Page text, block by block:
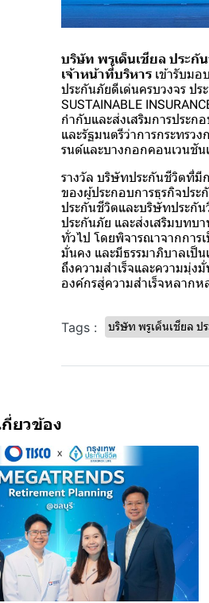
บริษัท พรูเด็นเชียล ประกั
เจ้าหน้าที่บริหาร เข้ารับมอ
ประกันภัยดีเด่นครบวงจร ปร
SUSTAINABLE
กำกับและส่งเสริมการประ
และรัฐมนตรีว่าการกระทรว
รนด์และบางกอกคอนเวนชัน
รางวัล บริษัทประกันชีวิตที่มี
ของผู้ประกอบการธุรกิจปร
ประกันชีวิตและบริษัทประกั
ประกันภัย และส่งเสริมบทบ
ทั่วไป โดยพิจารณาจากการ
มั่นคง และมีธรรมาภิบาลเป็
ถึงความสำเร็จและความมุ่
องค์กรสู่ความสำเร็จหลาก
Tags : บริษัท พรูเด็นเชียล ป
ยวข้อง